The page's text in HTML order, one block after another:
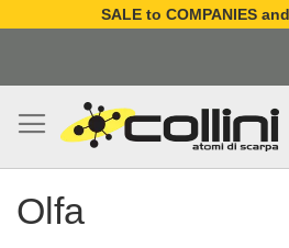
SALE to COMPANIES
Olfa